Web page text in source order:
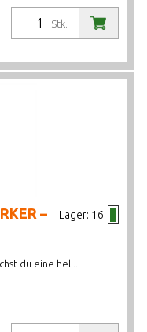
Stk.
Lager: 16
–
du eine hel...